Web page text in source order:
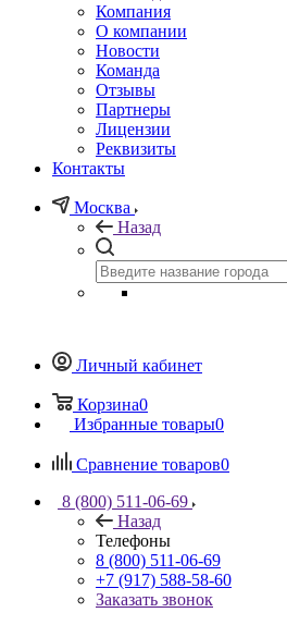
Компания
О компании
Новости
Команда
Отзывы
Партнеры
Лицензии
Реквизиты
Контакты
Москва
Назад
Личный кабинет
Корзина0
Избранные товары0
Сравнение товаров0
8 (800) 511-06-69
Назад
Телефоны
8 (800) 511-06-69
+7 (917) 588-58-60
Заказать звонок